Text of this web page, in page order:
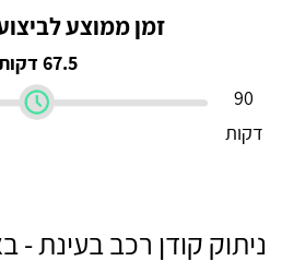
זמן ממוצע
67.5 דקות
90
דקות
ניתוק קודן רכב בעינת -